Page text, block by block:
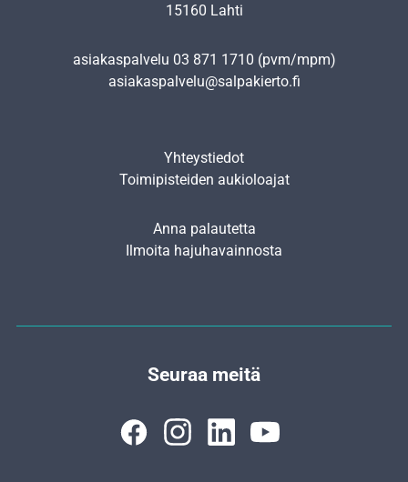
15160 Lahti
asiakaspalvelu 03 871 1710 (pvm/mpm)
asiakaspalvelu@salpakierto.fi
Yhteystiedot
Toimipisteiden aukioloajat
Anna palautetta
Ilmoita hajuhavainnosta
Seuraa meitä